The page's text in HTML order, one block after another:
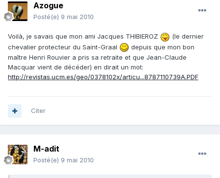
Azogue
Posté(e) 9 mai 2010
Voilà, je savais que mon ami Jacques THIBIEROZ
(le dernier
chevalier protecteur du Saint-Graal
depuis que mon bon
maître Henri Rouvier a pris sa retraite et que Jean-Claude
Macquar vient de décéder) en dirait un mot:
http://revistas.ucm.es/geo/0378102x/articu...8787110739A.PDF
Citer
M-adit
Posté(e) 9 mai 2010